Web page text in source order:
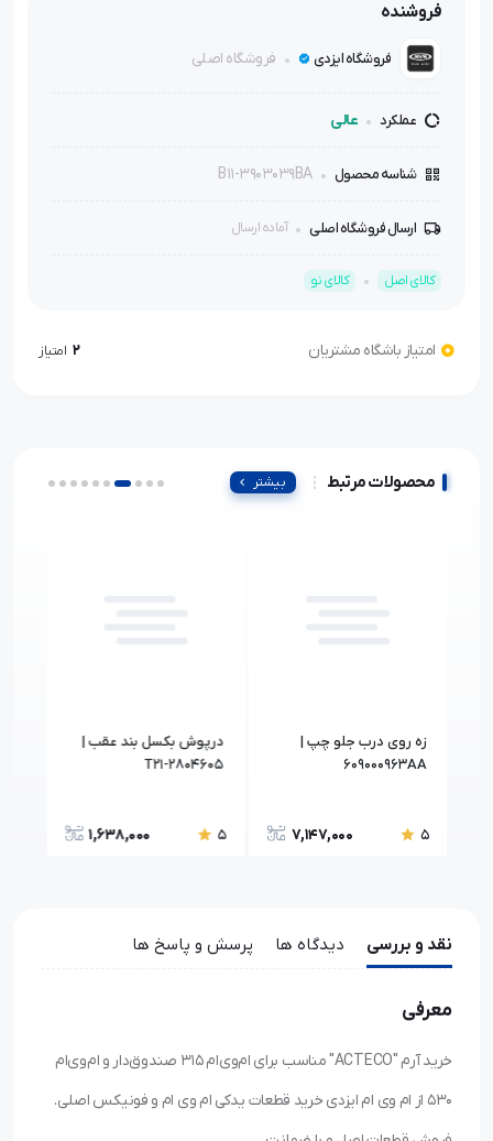
فروشنده
فروشگاه ایزدی فروشگاه اصلی
عملکرد عالی
شناسه محصول B11-3903039BA
ارسال فروشگاه اصلی آماده ارسال
کالای اصل کالای نو
امتیاز باشگاه مشتریان 2 امتیاز
محصولات مرتبط بیشتر
زه روی درب جلو چپ |
609000963AA
5
7,147,000
درپوش بکسل بند عقب |
T21-2804605
5
1,638,000
نقد و بررسی دیدگاه ها پرسش و پاسخ ها
معرفی
خرید آرم "ACTECO" مناسب برای ام‌وی‌ام ۳۱۵ صندوق‌دار و ام‌وی‌ام
۵۳۰ از ام وی ام ایزدی خرید قطعات یدکی ام وی ام و فونیکس اصلی.